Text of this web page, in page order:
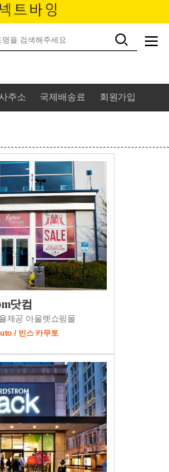
주소 국제배송료 회원가입
닷컴
제공 아울렛쇼핑몰
/ 빈스 카무토